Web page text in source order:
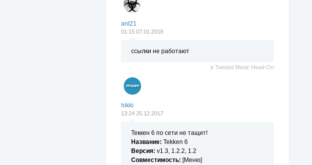
ant21
01:15 07.01.2018
ссылки не работают
вTwisted Metal: Head-On
hikki
13:24 25.12.2017
Теккен 6 по сети не тащит!
Название: Tekken 6
Версия: v1.3, 1.2.2, 1.2
Совместимость: [Меню]